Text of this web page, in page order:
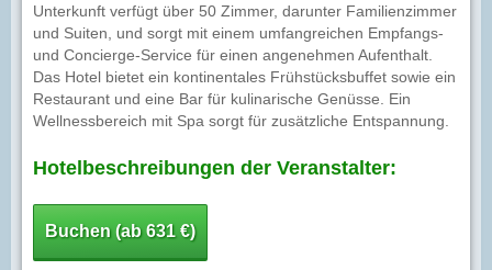
Unterkunft verfügt über 50 Zimmer, darunter Familienzimmer
und Suiten, und sorgt mit einem umfangreichen Empfangs-
und Concierge-Service für einen angenehmen Aufenthalt.
Das Hotel bietet ein kontinentales Frühstücksbuffet sowie ein
Restaurant und eine Bar für kulinarische Genüsse. Ein
Wellnessbereich mit Spa sorgt für zusätzliche Entspannung.
Hotelbeschreibungen der Veranstalter:
Buchen (ab 631 €)